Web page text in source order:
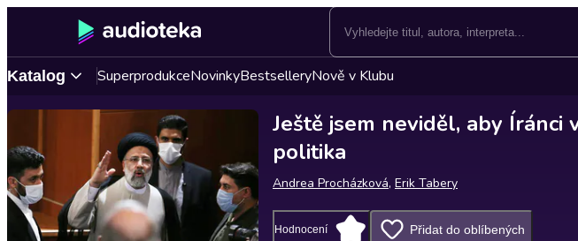
Katalog SuperprodukceNovinkyBestselleryNově v Klubu
Ještě jsem neviděl, aby
politika
Andrea Procházková, Erik Tabery
Hodnocení Přidat do oblíbených